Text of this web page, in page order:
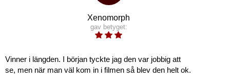
Xenomorph
gav betyget:
Vinner i längden. I början tyckte jag den var jobbig att
se, men när man väl kom in i filmen så blev den helt ok.